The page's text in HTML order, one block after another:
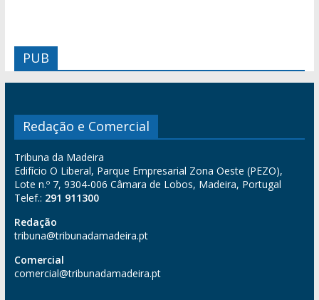
PUB
Redação e Comercial
Tribuna da Madeira
Edifício O Liberal, Parque Empresarial Zona Oeste (PEZO),
Lote n.º 7, 9304-006 Câmara de Lobos, Madeira, Portugal
Telef.: 291 911300
Redação
tribuna@tribunadamadeira.pt
Comercial
comercial@tribunadamadeira.pt